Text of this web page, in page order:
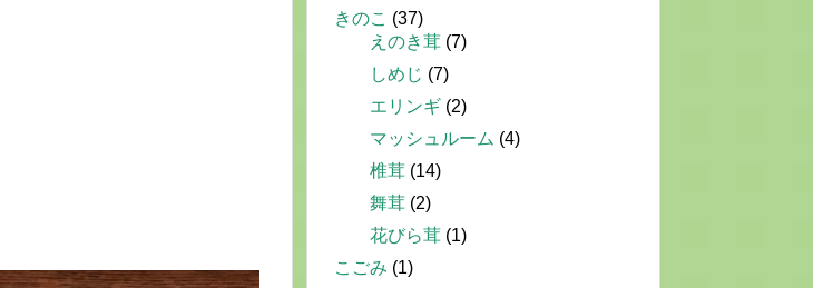
きのこ (37)
えのき茸 (7)
しめじ (7)
エリンギ (2)
マッシュルーム (4)
椎茸 (14)
舞茸 (2)
花びら茸 (1)
こごみ (1)